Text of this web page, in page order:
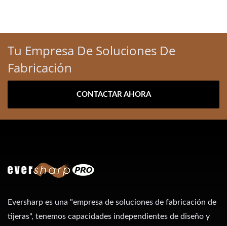
Tu Empresa De Soluciones De
Fabricación
CONTACTAR AHORA
Eversharp es una "empresa de soluciones de fabricación de
tijeras", tenemos capacidades independientes de diseño y